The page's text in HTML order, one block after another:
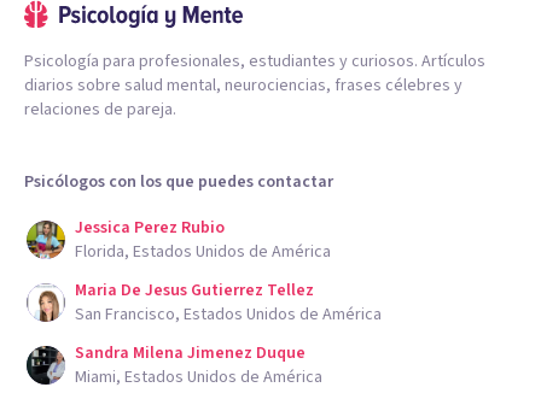
Psicología para profesionales, estudiantes y curiosos. Artículos
diarios sobre salud mental, neurociencias, frases célebres y
relaciones de pareja.
Psicólogos con los que puedes contactar
Jessica Perez Rubio
Florida, Estados Unidos de América
Maria De Jesus Gutierrez Tellez
San Francisco, Estados Unidos de América
Sandra Milena Jimenez Duque
Miami, Estados Unidos de América